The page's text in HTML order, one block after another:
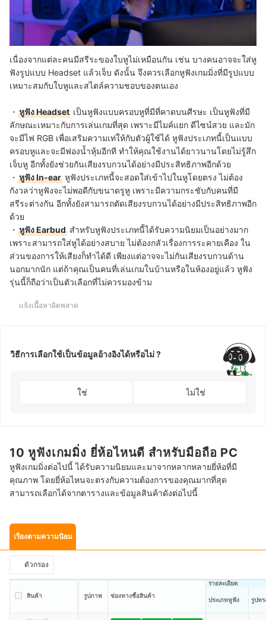
เนื่องจากแต่ละคนมีสรีระของใบหูไม่เหมือนกัน เช่น บางคนอาจจะใส่หู
ฟังรูปแบบ Headset แล้วเจ็บ ดังนั้น จึงควรเลือกหูฟังเกมมิ่งที่มีรูปแบบ
เหมาะสมกับใบหูและสไตล์ความชอบของตนเอง
・ หูฟัง Headset เป็นหูฟังแบบครอบหูที่มีที่คาดบนศีรษะ เป็นหูฟังที่มี
ลักษณะเหมาะกับการเล่นเกมที่สุด เพราะมีไมค์แยก ดีไซน์สวย และมัก
จะมีไฟ RGB เพื่อเสริมความเท่ให้กับตัวผู้ใช้ได้ หูฟังประเภทนี้เป็นแบบ
ครอบหูและจะมีฟองน้ำหุ้มอีกที ทำให้คุณใช้งานได้ยาวนานโดยไม่รู้สึก
เจ็บหู อีกทั้งยังช่วยกันเสียงรบกวนได้อย่างมีประสิทธิภาพอีกด้วย
・ หูฟัง In-ear หูฟังประเภทนี้จะสอดใส่เข้าไปในหูโดยตรง ไม่ต้อง
กังวลว่าหูฟังจะไม่พอดีกับขนาดรูหู เพราะมีความกระชับกับคนที่มี
สรีระต่างกัน อีกทั้งยังสามารถตัดเสียงรบกวนได้อย่างมีประสิทธิภาพอีก
ด้วย
・ หูฟัง Earbud สำหรับหูฟังประเภทนี้ได้รับความนิยมเป็นอย่างมาก
เพราะสามารถใส่หูได้อย่างสบาย ไม่ต้องกลัวเรื่องการระคายเคือง ใน
ส่วนของการให้เสียงก็ทำได้ดี เพียงแต่อาจจะไม่กันเสียงรบกวนด้าน
นอกมากนัก แต่ถ้าคุณเป็นคนที่เล่นเกมในบ้านหรือในห้องอยู่แล้ว หูฟัง
รุ่นนี้ก็ถือว่าเป็นตัวเลือกที่ไม่ควรมองข้าม
แจ้งเนื้อหาผิดพลาด
วิธีการเลือกใช้เป็นข้อมูลอ้างอิงได้หรือไม่ ?
ใช่ ไม่ใช่
10 หูฟังเกมมิ่ง ยี่ห้อไหนดี สำหรับมือถือ PC
หูฟังเกมมิ่งต่อไปนี้ ได้รับความนิยมและมาจากหลากหลายยี่ห้อที่มี
คุณภาพ โดยยี่ห้อไหนจะตรงกับความต้องการของคุณมากที่สุด
สามารถเลือกได้จากตารางและข้อมูลสินค้าดังต่อไปนี้
เรียงตามความนิยม
ตัวกรอง
สินค้า รูปภาพ ช่องทางซื้อสินค้า
รายละเอียด
ประเภทหูฟัง รูปท